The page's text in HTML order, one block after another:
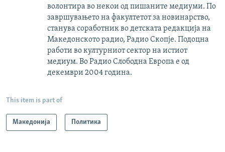
волонтира во некои од пишаните медиуми. По
завршувањето на факултетот за новинарство,
станува соработник во детската редакција на
Македонското радио, Радио Скопје. Подоцна
работи во културниот сектор на истиот
медиум. Во Радио Слободна Европа е од
декември 2004 година.
This item is part of
Македонија Политика